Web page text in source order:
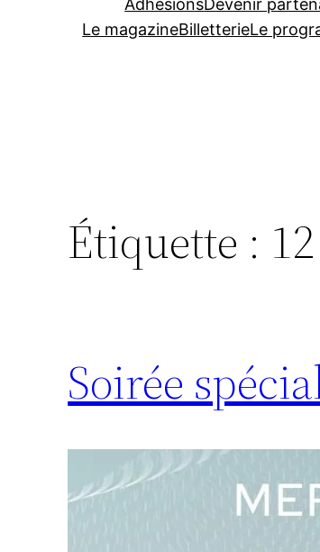
AdhésionsDevenir
Le magazineBilletterieLe
Étiquette :
Soirée